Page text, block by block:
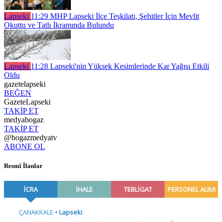
Lapseki 11:29 MHP Lapseki İlçe Teşkilatı, Şehitler İçin Mevlit
Okuttu ve Tatlı İkramında Bulundu
Lapseki 11:28 Lapseki'nin Yüksek Kesimlerinde Kar Yağışı Etkili
Oldu
gazetelapseki
BEĞEN
GazeteLapseki
TAKİP ET
medyabogaz
TAKİP ET
@bogazmedyatv
ABONE OL
Resmî İlanlar